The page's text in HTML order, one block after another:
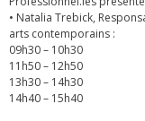
• Natalia Trebick,
arts contemporains :
09h30 – 10h30
11h50 – 12h50
13h30 – 14h30
14h40 – 15h40